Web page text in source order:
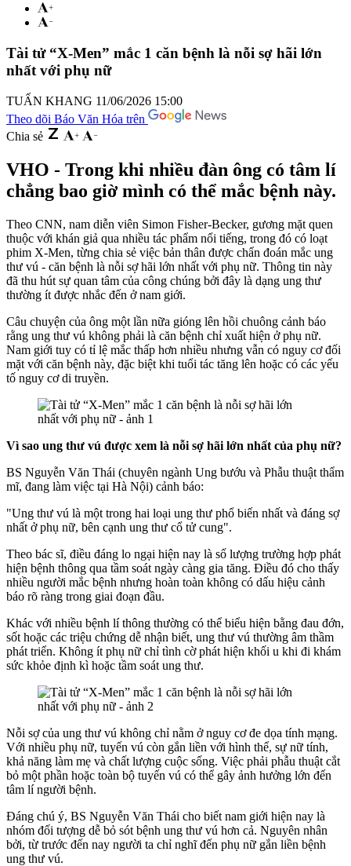
Tài tử “X-Men” mắc 1 căn bệnh là nỗi sợ hãi lớn
nhất với phụ nữ
TUẤN KHANG 11/06/2026 15:00
Theo dõi Báo Văn Hóa trên
Chia sẻ
VHO - Trong khi nhiều đàn ông có tâm lí
chẳng bao giờ mình có thể mắc bệnh này.
Theo CNN, nam diễn viên Simon Fisher-Becker, gương mặt quen
thuộc với khán giả qua nhiều tác phẩm nổi tiếng, trong đó có loạt
phim X-Men, từng chia sẻ việc bản thân được chẩn đoán mắc ung
thư vú - căn bệnh là nỗi sợ hãi lớn nhất với phụ nữ. Thông tin này
đã thu hút sự quan tâm của công chúng bởi đây là dạng ung thư
thường ít được nhắc đến ở nam giới.
Câu chuyện của ông một lần nữa gióng lên hồi chuông cảnh báo
rằng ung thư vú không phải là căn bệnh chỉ xuất hiện ở phụ nữ.
Nam giới tuy có tỉ lệ mắc thấp hơn nhiều nhưng vẫn có nguy cơ đối
mặt với căn bệnh này, đặc biệt khi tuổi tác tăng lên hoặc có các yếu
tố nguy cơ di truyền.
Vì sao ung thư vú được xem là nỗi sợ hãi lớn nhất của phụ nữ?
BS Nguyễn Văn Thái (chuyên ngành Ung bướu và Phẫu thuật thẩm
mĩ, đang làm việc tại Hà Nội) cảnh báo:
"Ung thư vú là một trong hai loại ung thư phổ biến nhất và đáng sợ
nhất ở phụ nữ, bên cạnh ung thư cổ tử cung".
Theo bác sĩ, điều đáng lo ngại hiện nay là số lượng trường hợp phát
hiện bệnh thông qua tầm soát ngày càng gia tăng. Điều đó cho thấy
nhiều người mắc bệnh nhưng hoàn toàn không có dấu hiệu cảnh
báo rõ ràng trong giai đoạn đầu.
Khác với nhiều bệnh lí thông thường có thể biểu hiện bằng đau đớn,
sốt hoặc các triệu chứng dễ nhận biết, ung thư vú thường âm thầm
phát triển. Không ít phụ nữ chỉ tình cờ phát hiện khối u khi đi khám
sức khỏe định kì hoặc tầm soát ung thư.
Nỗi sợ của ung thư vú không chỉ nằm ở nguy cơ đe dọa tính mạng.
Với nhiều phụ nữ, tuyến vú còn gắn liền với hình thể, sự nữ tính,
khả năng làm mẹ và chất lượng cuộc sống. Việc phải phẫu thuật cắt
bỏ một phần hoặc toàn bộ tuyến vú có thể gây ảnh hưởng lớn đến
tâm lí người bệnh.
Đáng chú ý, BS Nguyễn Văn Thái cho biết nam giới hiện nay là
nhóm đối tượng dễ bỏ sót bệnh ung thư vú hơn cả. Nguyên nhân
bởi, từ trước đến nay người ta chỉ nghĩ đến phụ nữ gắn liền bệnh
ung thư vú.